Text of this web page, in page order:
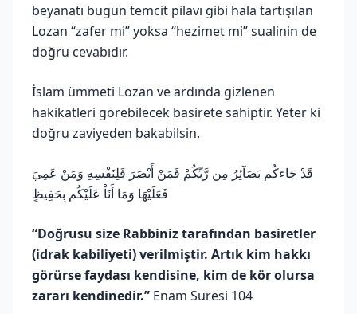
beyanatı bugün temcit pilavı gibi hala tartışılan
Lozan “zafer mi” yoksa “hezimet mi” sualinin de
doğru cevabıdır.
İslam ümmeti Lozan ve ardında gizlenen
hakikatleri görebilecek basirete sahiptir. Yeter ki
doğru zaviyeden bakabilsin.
قَدْ جَاءكُم بَصَآئِرُ مِن رَّبِّكُمْ فَمَنْ أَبْصَرَ فَلِنَفْسِهِ وَمَنْ عَمِيَ
فَعَلَيْهَا وَمَا أَنَاْ عَلَيْكُم بِحَفِيظٍ
“Doğrusu size Rabbiniz tarafından basiretler
(idrak kabiliyeti) verilmiştir. Artık kim hakkı
görürse faydası kendisine, kim de kör olursa
zararı kendinedir.” Enam Suresi 104